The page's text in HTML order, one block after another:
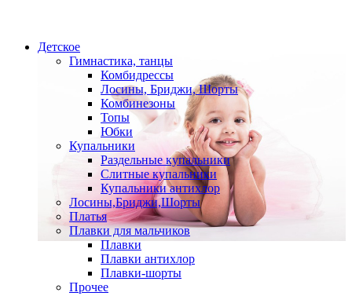
Детское
Гимнастика, танцы
Комбидрессы
Лосины, Бриджи, Шорты
Комбинезоны
Топы
Юбки
Купальники
Раздельные купальники
Слитные купальники
Купальники антихлор
Лосины,Бриджи,Шорты
Платья
Плавки для мальчиков
Плавки
Плавки антихлор
Плавки-шорты
Прочее